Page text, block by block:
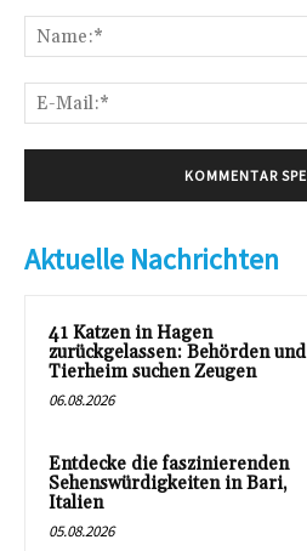
Aktuelle Nachrichten
41 Katzen in Hagen
zurückgelassen: Behörden und
Tierheim suchen Zeugen
06.08.2026
Entdecke die faszinierenden
Sehenswürdigkeiten in Bari,
Italien
05.08.2026